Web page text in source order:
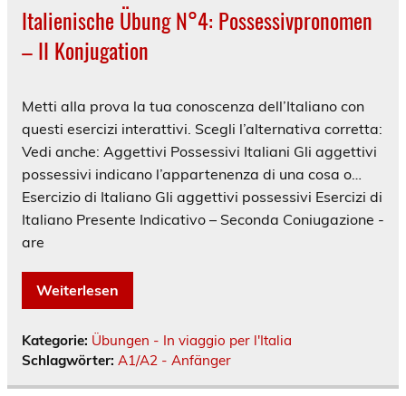
Italienische Übung N°4: Possessivpronomen
– II Konjugation
Metti alla prova la tua conoscenza dell’Italiano con
questi esercizi interattivi. Scegli l’alternativa corretta:
Vedi anche: Aggettivi Possessivi Italiani Gli aggettivi
possessivi indicano l’appartenenza di una cosa o…
Esercizio di Italiano Gli aggettivi possessivi Esercizi di
Italiano Presente Indicativo – Seconda Coniugazione -
are
Weiterlesen
Kategorie: Übungen - In viaggio per l'Italia
Schlagwörter: A1/A2 - Anfänger